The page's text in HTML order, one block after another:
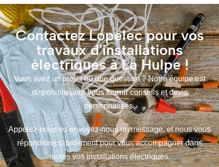
Contactez Lopelec pour vos
travaux d'installations
électriques à La Hulpe !
Vous avez un projet ou une question ? Notre équipe est
disponible pour vous fournir conseils et devis
personnalisés.
Appelez-nous ou envoyez-nous un message, et nous vous
répondrons rapidement pour vous accompagner dans
toutes vos installations électriques.